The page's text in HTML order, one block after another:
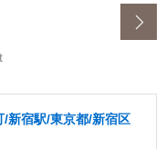
新宿駅/東京都/新宿区